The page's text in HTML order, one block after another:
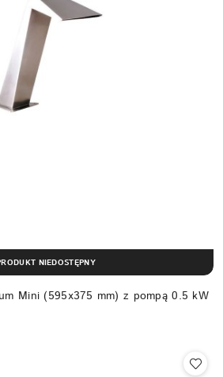
Mini (595x375 mm) z pompą 0.5 kW
NIEDOSTĘPNY